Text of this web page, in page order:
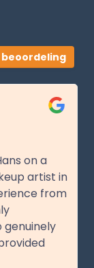
on a
artist in
from
genuinely